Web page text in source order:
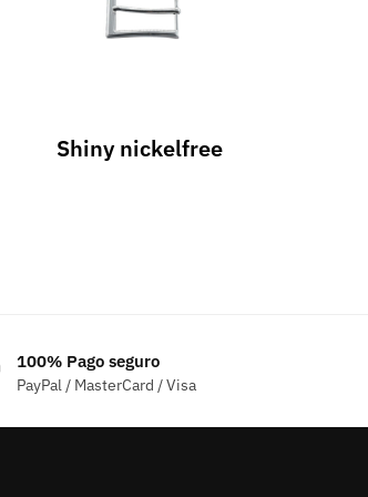
Shiny nickelfree
100% Pago seguro
PayPal / MasterCard / Visa